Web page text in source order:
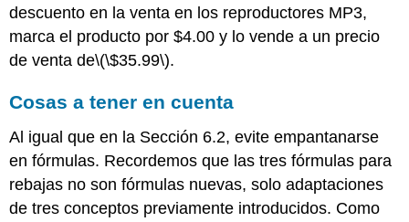
descuento en la venta en los reproductores MP3,
marca el producto por $4.00 y lo vende a un precio
de venta de\(\$35.99\).
Cosas a tener en cuenta
Al igual que en la Sección 6.2, evite empantanarse
en fórmulas. Recordemos que las tres fórmulas para
rebajas no son fórmulas nuevas, solo adaptaciones
de tres conceptos previamente introducidos. Como